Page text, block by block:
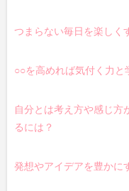
つまらない毎日を楽しく
○○を高めれば気付く力
自分とは考え方や感じ方
るには？
発想やアイデアを豊かに